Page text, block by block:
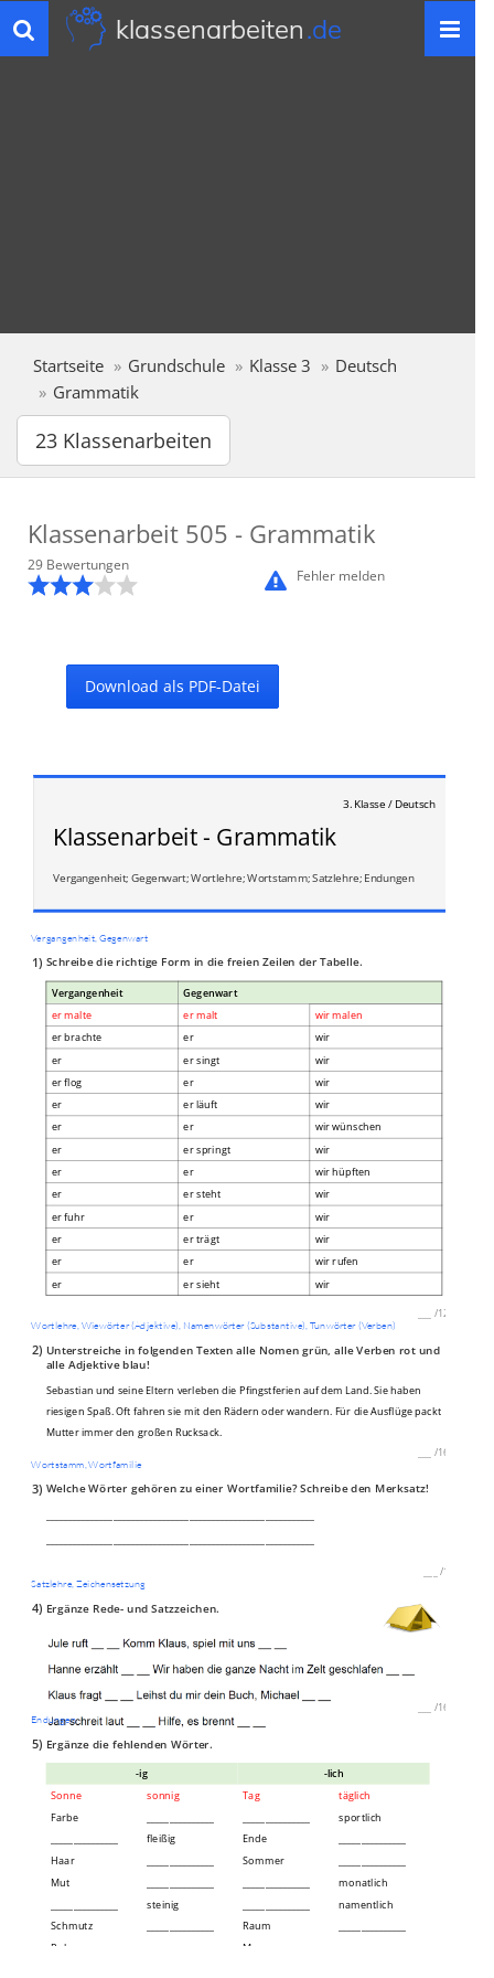
Toggle
navigation
klassenarbeiten.de
Startseite Grundschule Klasse 3
Deutsch
Grammatik
23 Klassenarbeiten
Klassenarbeit 505 - Grammatik
Fehler melden
29 Bewertungen
Download als PDF-Datei
3. Klasse / Deutsch
Klassenarbeit - Grammatik
Vergangenheit; Gegenwart; Wortlehre; Wortstamm; Satzlehre; Endungen
Vergangenheit, Gegenwart
1) Schreibe die richtige Form in die freien Zeilen der Tabelle.
Vergangenheit
Gegenwart
er malte
er malt wir malen
er brachte er wir
er er singt
wir
er flog
er wir
er er läuft wir
er er wir wünschen
er er springt wir
er er
wir hüpften
er
er steht wir
er fuhr er wir
er er trägt wir
er er wir rufen
er er sieht wir
/12P
Wortlehre, Wiewörter (Adjektive), Namenwörter (Substantive), Tunwörter (Verben)
2) Unterstreiche in folgenden Texten alle Nomen grün, alle Verben rot und
alle Adjektive blau!
Sebastian und seine Eltern verleben die Pfingstferien auf dem Land. Sie haben
riesigen Spaß. Oft fahren sie mit den Rädern oder wandern. Für die Ausflüge packt
Mutter immer den großen Rucksack.
/16P
Wortstamm, Wortfamilie
3) Welche Wörter gehören zu einer Wortfamilie? Schreibe den Merksatz!
/1P
Satzlehre, Zeichensetzung
4) Ergänze Rede- und Satzzeichen.
/16P
Endungen
5) Ergänze die fehlenden Wörter.
-ig
-lich
Sonne
sonnig Tag
täglich
Farbe
sportlich
fleißig Ende
Haar
Sommer
Mut
monatlich
steinig
namentlich
Schmutz
Raum
Ruhe Mann